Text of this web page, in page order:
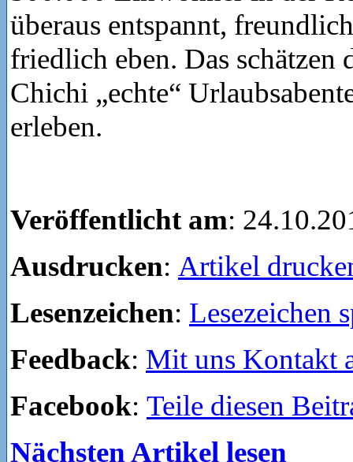
überaus entspannt,
friedlich eben. Das schätzen
Chichi „echte“
erleben.
Veröffentlicht am:
Ausdrucken: Artikel
Lesenzeichen: Lesezeichen
Feedback: Mit uns Kontakt
Facebook: Teile diesen
Nächsten Artikel lesen